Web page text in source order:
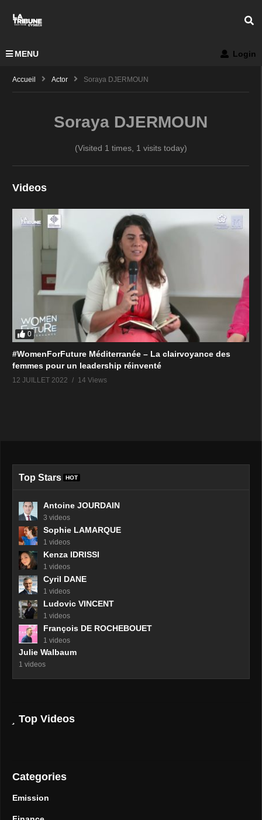
MENU Login
Accueil Actor Soraya DJERMOUN
Soraya DJERMOUN
(Visited 1 times, 1 visits today)
Videos
0
#WomenForFuture Méditerranée – La clairvoyance des
femmes pour un leadership réinventé
12 JUILLET 2022 14 Views
Top Stars HOT
Antoine JOURDAIN
3 videos
Sophie LAMARQUE
1 videos
Kenza IDRISSI
1 videos
Cyril DANE
1 videos
Ludovic VINCENT
1 videos
François DE ROCHEBOUET
1 videos
Julie Walbaum
1 videos
Top Videos
Categories
Emission